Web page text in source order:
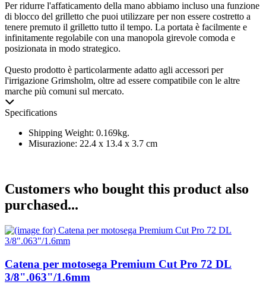
Per ridurre l'affaticamento della mano abbiamo incluso una funzione
di blocco del grilletto che puoi utilizzare per non essere costretto a
tenere premuto il grilletto tutto il tempo. La portata è facilmente e
infinitamente regolabile con una manopola girevole comoda e
posizionata in modo strategico.
Questo prodotto è particolarmente adatto agli accessori per
l'irrigazione Grimsholm, oltre ad essere compatibile con le altre
marche più comuni sul mercato.
Specifications
Shipping Weight: 0.169kg.
Misurazione: 22.4 x 13.4 x 3.7 cm
Customers who bought this product also
purchased...
Catena per motosega Premium Cut Pro 72 DL
3/8".063"/1.6mm